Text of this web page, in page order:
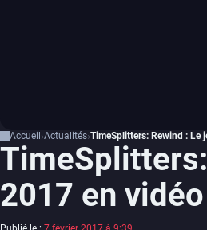
Accueil Actualités TimeSplitters: Rewind : Le
2017 en